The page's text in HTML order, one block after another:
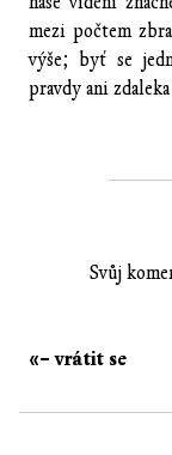
mezi počtem
výše; byť se
pravdy ani
Svůj
«– vrátit se